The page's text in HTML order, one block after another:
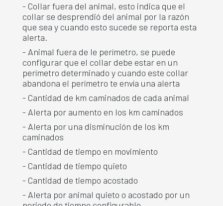
- Collar fuera del animal, esto indica que el
collar se desprendió del animal por la razón
que sea y cuando esto sucede se reporta esta
alerta.
- Animal fuera de le perímetro, se puede
configurar que el collar debe estar en un
perímetro determinado y cuando este collar
abandona el perímetro te envía una alerta
- Cantidad de km caminados de cada animal
- Alerta por aumento en los km caminados
- Alerta por una disminución de los km
caminados
- Cantidad de tiempo en movimiento
- Cantidad de tiempo quieto
- Cantidad de tiempo acostado
- Alerta por animal quieto o acostado por un